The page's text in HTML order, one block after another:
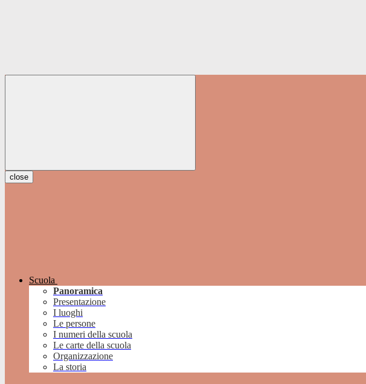
close
Scuola
Panoramica
Presentazione
I luoghi
Le persone
I numeri della scuola
Le carte della scuola
Organizzazione
La storia